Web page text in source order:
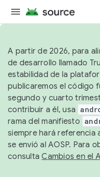
A partir de 2026, para
de desarrollo llamado
estabilidad de la
publicaremos el código
segundo y cuarto
contribuir a él, usa
rama del manifiesto
siempre hará referencia
se envió al AOSP. Para
consultaCambios en el